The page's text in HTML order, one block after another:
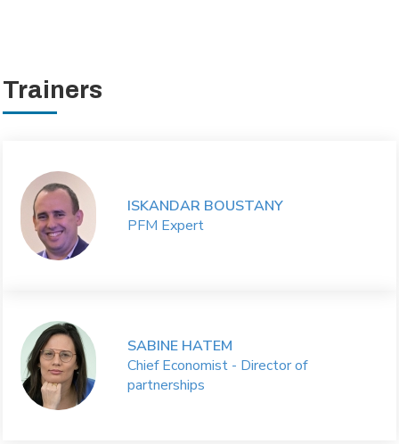
Trainers
ISKANDAR BOUSTANY
PFM Expert
SABINE HATEM
Chief Economist - Director of
partnerships